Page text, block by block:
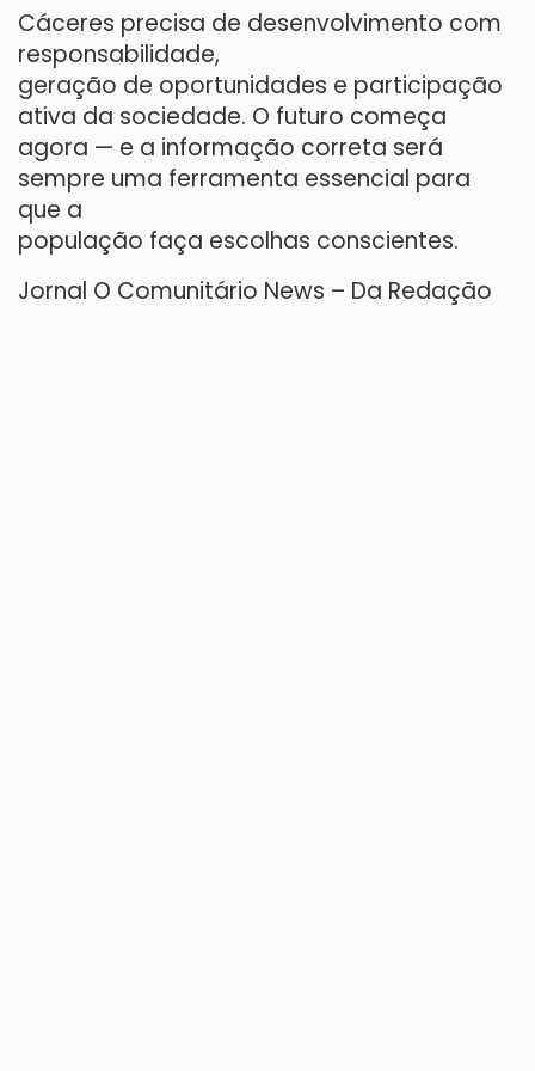
Cáceres precisa de desenvolvimento com
responsabilidade,
geração de oportunidades e participação
ativa da sociedade. O futuro começa
agora — e a informação correta será
sempre uma ferramenta essencial para
que a
população faça escolhas conscientes.
Jornal O Comunitário News – Da Redação